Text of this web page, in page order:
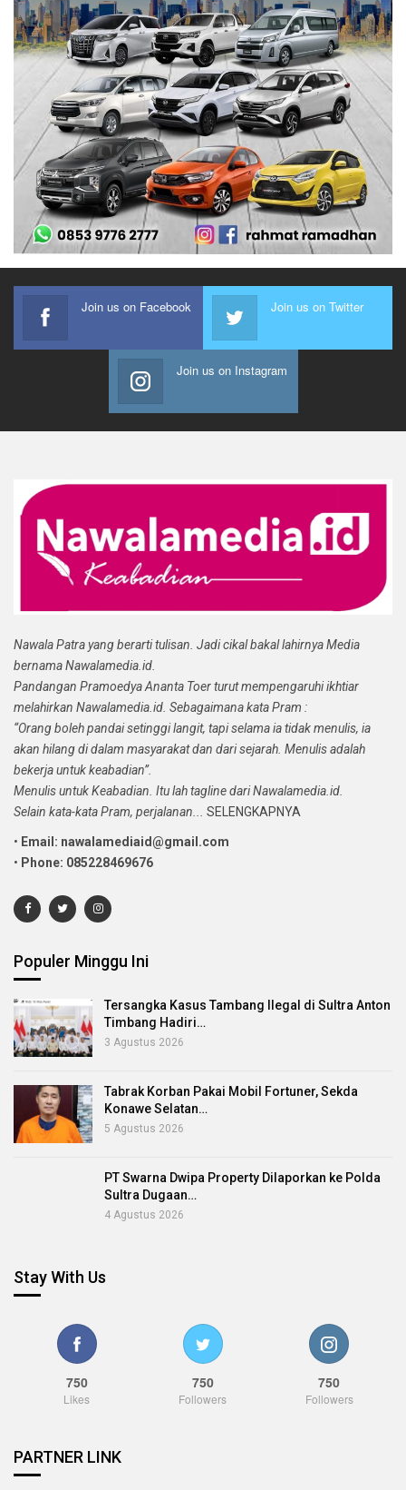
Join us on Facebook Join us on Twitter
Join us on Instagram
Nawala Patra yang berarti tulisan. Jadi cikal bakal lahirnya Media
bernama Nawalamedia.id.
Pandangan Pramoedya Ananta Toer turut mempengaruhi ikhtiar
melahirkan Nawalamedia.id. Sebagaimana kata Pram :
“Orang boleh pandai setinggi langit, tapi selama ia tidak menulis, ia
akan hilang di dalam masyarakat dan dari sejarah. Menulis adalah
bekerja untuk keabadian”.
Menulis untuk Keabadian. Itu lah tagline dari Nawalamedia.id.
Selain kata-kata Pram, perjalanan... SELENGKAPNYA
• Email: nawalamediaid@gmail.com
• Phone: 085228469676
Populer Minggu Ini
Tersangka Kasus Tambang Ilegal di Sultra Anton
Timbang Hadiri…
3 Agustus 2026
Tabrak Korban Pakai Mobil Fortuner, Sekda
Konawe Selatan…
5 Agustus 2026
PT Swarna Dwipa Property Dilaporkan ke Polda
Sultra Dugaan…
4 Agustus 2026
Stay With Us
750
Likes
750
Followers
750
Followers
PARTNER LINK